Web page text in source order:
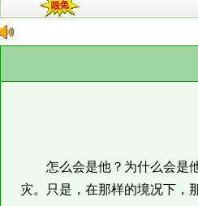
怎么会是他？为什么会是他
灾。只是，在那样的境况下，